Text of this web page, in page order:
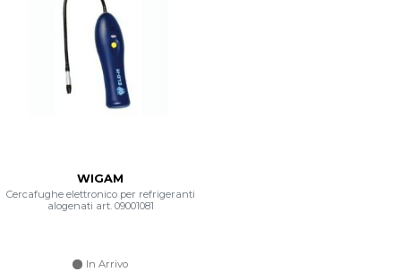
WIGAM
Cercafughe elettronico per refrigeranti
alogenati art. 09001081
In Arrivo